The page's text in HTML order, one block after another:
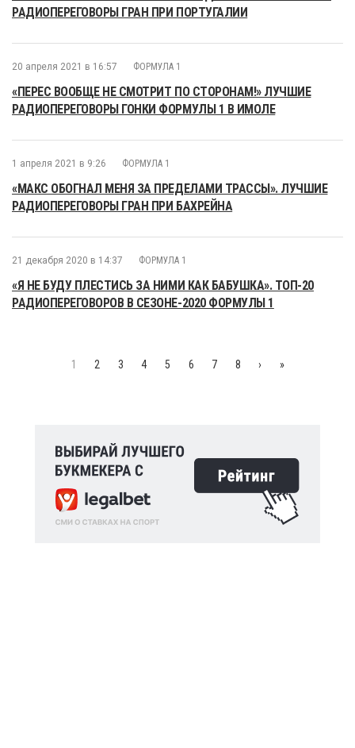
РАДИОПЕРЕГОВОРЫ ГРАН ПРИ ПОРТУГАЛИИ
20 апреля 2021 в 16:57 ФОРМУЛА 1
«ПЕРЕС ВООБЩЕ НЕ СМОТРИТ ПО СТОРОНАМ!» ЛУЧШИЕ
РАДИОПЕРЕГОВОРЫ ГОНКИ ФОРМУЛЫ 1 В ИМОЛЕ
1 апреля 2021 в 9:26 ФОРМУЛА 1
«МАКС ОБОГНАЛ МЕНЯ ЗА ПРЕДЕЛАМИ ТРАССЫ». ЛУЧШИЕ
РАДИОПЕРЕГОВОРЫ ГРАН ПРИ БАХРЕЙНА
21 декабря 2020 в 14:37 ФОРМУЛА 1
«Я НЕ БУДУ ПЛЕСТИСЬ ЗА НИМИ КАК БАБУШКА». ТОП-20
РАДИОПЕРЕГОВОРОВ В СЕЗОНЕ-2020 ФОРМУЛЫ 1
1 2 3 4 5 6 7 8 › »